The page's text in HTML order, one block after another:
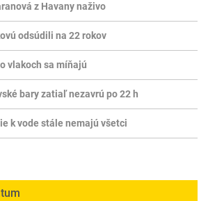
z Havany naživo
odsúdili na 22 rokov
vlakoch sa míňajú
bary zatiaľ nezavrú po 22 h
k vode stále nemajú všetci